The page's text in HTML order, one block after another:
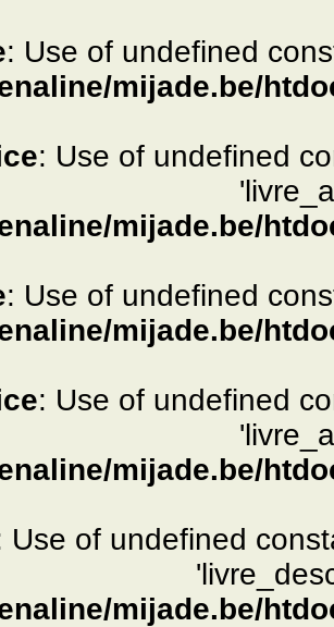
: Use of undefined
mijade.be/
: Use of undefined
mijade.be/
: Use of undefined
mijade.be/
: Use of undefined
mijade.be/
Use of undefined
mijade.be/